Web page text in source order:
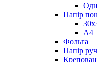
Папір
А4
Фольга
Папір